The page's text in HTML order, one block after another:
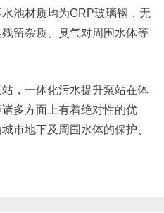
池材质均为GRP玻璃钢，无
留杂质、臭气对周围水体等
，一体化污水提升泵站在体
多方面上有着绝对性的优
市地下及周围水体的保护、